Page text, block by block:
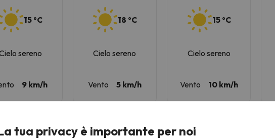
15 ºC
sereno
9 km/h
18 ºC
Cielo sereno
Vento 5 km/h
15 ºC
Cielo sereno
Vento 10 km/h
tua privacy è importante per noi